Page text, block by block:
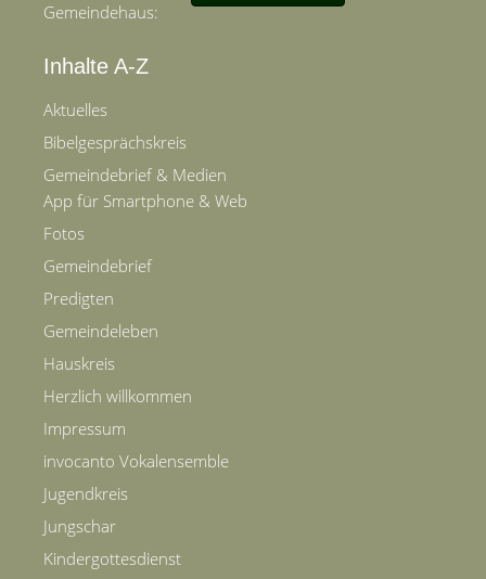
Gemeindehaus:
Inhalte A-Z
Aktuelles
Bibelgesprächskreis
Gemeindebrief & Medien
App für Smartphone & Web
Fotos
Gemeindebrief
Predigten
Gemeindeleben
Hauskreis
Herzlich willkommen
Impressum
invocanto Vokalensemble
Jugendkreis
Jungschar
Kindergottesdienst